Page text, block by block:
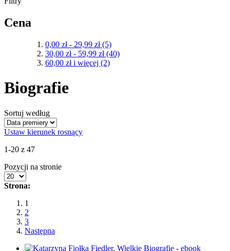
Cena
0,00 zł- 29,99 zł (5)
30,00 zł- 59,99 zł (40)
60,00 złi więcej (2)
Biografie
Sortuj według
Ustaw kierunek rosnący
1-20 z 47
Pozycji na stronie
Strona:
1
2
3
Następna